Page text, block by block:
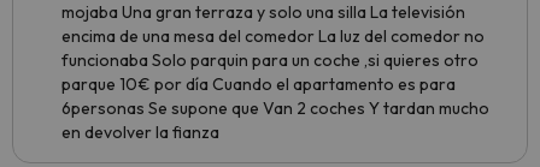
mojaba Una gran terraza y solo una silla La televisión
encima de una mesa del comedor La luz del comedor no
funcionaba Solo parquin para un coche ,si quieres otro
parque 10€ por día Cuando el apartamento es para
6personas Se supone que Van 2 coches Y tardan mucho
en devolver la fianza